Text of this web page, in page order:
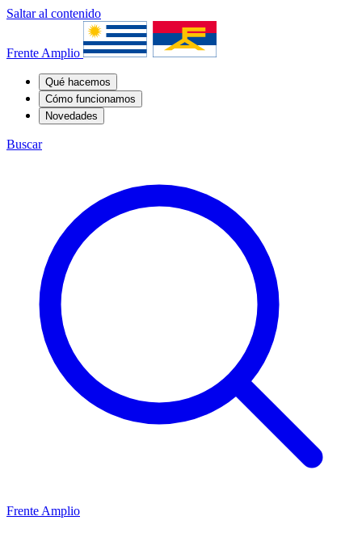
Saltar al contenido
Frente Amplio
Qué hacemos
Cómo funcionamos
Novedades
Buscar
Frente Amplio